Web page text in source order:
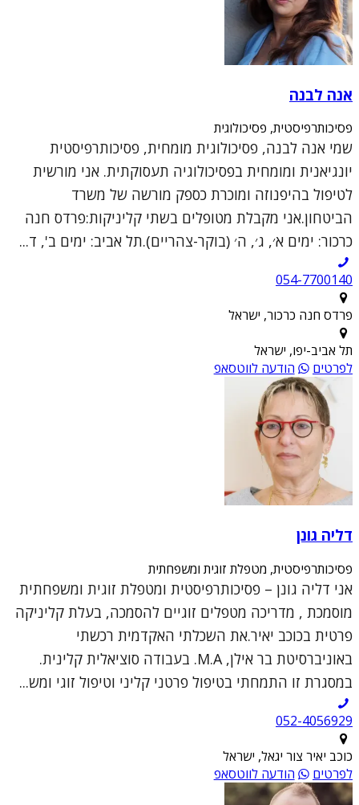
אנה לבנה
פסיכותרפיסטית, פסיכולוגית
שמי אנה לבנה, פסיכולוגית מומחית, פסיכותרפיסטית
יונגיאנית ומומחית בפסיכולוגיה תעסוקתית. אני מורשית
לטיפול בהיפנוזה ומוכרת כספק מורשה של משרד
הביטחון.אני מקבלת מטופלים בשתי קליניקות:פרדס חנה
כרכור: ימים א׳, ג׳, ה׳ (בוקר-צהריים).תל אביב: ימים ב', ד...
054-7700140
פרדס חנה כרכור, ישראל
תל אביב-יפו, ישראל
לפרטים
הודעה לווטסאפ
דליה גונן
פסיכותרפיסטית, מטפלת זוגית ומשפחתית
אני דליה גונן – פסיכותרפיסטית ומטפלת זוגית ומשפחתית
מוסמכת , מדריכה מטפלים זוגיים להסמכה, בעלת קליניקה
פרטית בכוכב יאיר.את השכלתי האקדמית רכשתי
באוניברסיטת בר אילן, M.A. בעבודה סוציאלית קלינית.
במסגרת זו התמחתי בטיפול פרטני קליני וטיפול זוגי ומש...
052-4056929
כוכב יאיר צור יגאל, ישראל
לפרטים
הודעה לווטסאפ